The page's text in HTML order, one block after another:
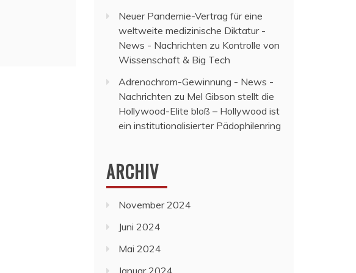
Neuer Pandemie-Vertrag für eine
weltweite medizinische Diktatur -
News - Nachrichten zu Kontrolle von
Wissenschaft & Big Tech
Adrenochrom-Gewinnung - News -
Nachrichten zu Mel Gibson stellt die
Hollywood-Elite bloß – Hollywood ist
ein institutionalisierter Pädophilenring
ARCHIV
November 2024
Juni 2024
Mai 2024
Januar 2024